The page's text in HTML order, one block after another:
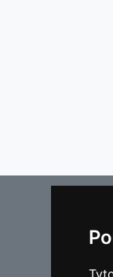
Kontakt
Blog -